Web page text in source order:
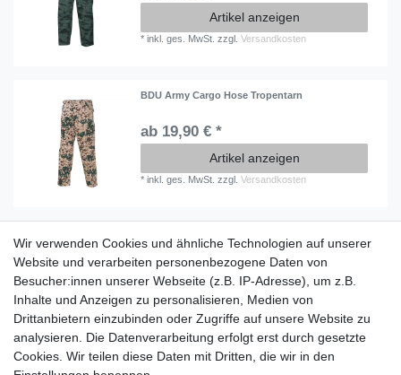
Artikel anzeigen
*inkl. ges. MwSt. zzgl.Versandkosten
BDU Army Cargo Hose Tropentarn
ab 19,90 € *
Artikel anzeigen
*inkl. ges. MwSt. zzgl.Versandkosten
Information
Versand mit DHL weltweit
Kostenloser Versand ab 40 €
Lieferung an Paketstation
14 Tage Rückgaberecht
Wichtiges
Wir verwenden Cookies und ähnliche Technologien auf unserer
Website und verarbeiten personenbezogene Daten von
Besucher:innen unserer Webseite (z.B. IP-Adresse), um z.B.
Inhalte und Anzeigen zu personalisieren, Medien von
Drittanbietern einzubinden oder Zugriffe auf unsere Website zu
analysieren. Die Datenverarbeitung erfolgt erst durch gesetzte
Cookies. Wir teilen diese Daten mit Dritten, die wir in den